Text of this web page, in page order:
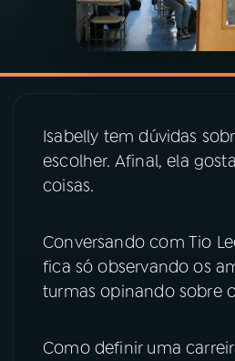
PODCASTS
ÚLTIMAS
ACOMPANHE A RÁDIO MEC
Isabelly tem dúvidas
escolher. Afinal, ela
coisas.
Conversando com Tio
fica só observando os
turmas opinando sobre
Como definir uma